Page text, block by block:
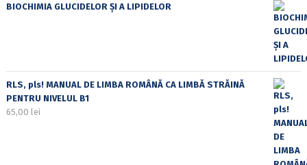
BIOCHIMIA GLUCIDELOR ȘI A LIPIDELOR
RLS, pls! MANUAL DE LIMBA ROMÂNĂ CA LIMBĂ STRĂINĂ
PENTRU NIVELUL B1
65,00 lei